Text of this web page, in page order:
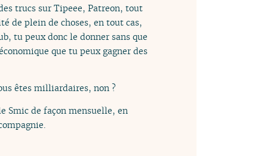
trucs sur Tipeee, Patreon, tout
de plein de choses, en tout cas,
tu peux donc le donner sans que
que tu peux gagner des
êtes milliardaires, non ?
Smic de façon mensuelle, en